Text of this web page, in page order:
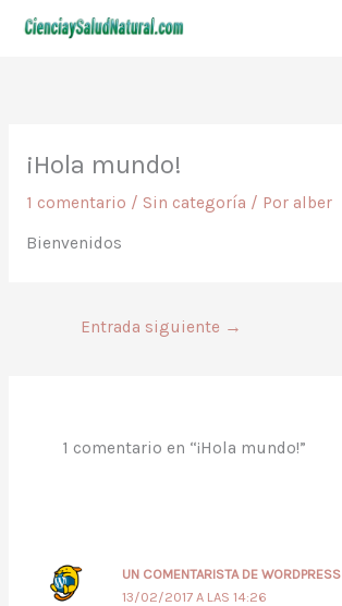
¡Hola mundo!
1 comentario / Sin categoría / Por alber
Bienvenidos
Entrada siguiente →
1 comentario en “¡Hola mundo!”
UN COMENTARISTA DE WORDPRESS
13/02/2017 A LAS 14:26